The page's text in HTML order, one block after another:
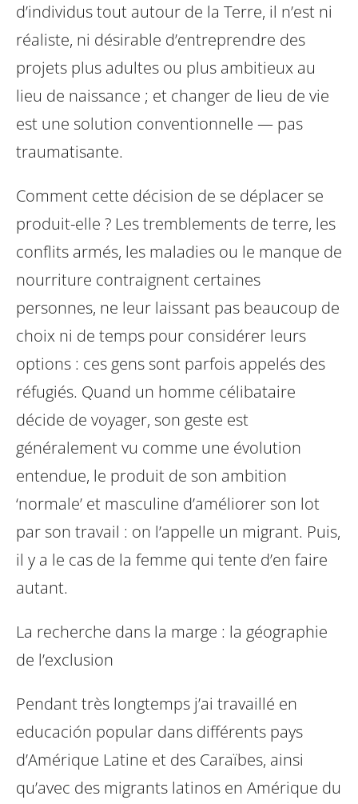
d’individus tout autour de la Terre, il n’est ni
réaliste, ni désirable d’entreprendre des
projets plus adultes ou plus ambitieux au
lieu de naissance ; et changer de lieu de vie
est une solution conventionnelle — pas
traumatisante.
Comment cette décision de se déplacer se
produit-elle ? Les tremblements de terre, les
conflits armés, les maladies ou le manque de
nourriture contraignent certaines
personnes, ne leur laissant pas beaucoup de
choix ni de temps pour considérer leurs
options : ces gens sont parfois appelés des
réfugiés. Quand un homme célibataire
décide de voyager, son geste est
généralement vu comme une évolution
entendue, le produit de son ambition
‘normale’ et masculine d’améliorer son lot
par son travail : on l’appelle un migrant. Puis,
il y a le cas de la femme qui tente d’en faire
autant.
La recherche dans la marge : la géographie
de l’exclusion
Pendant très longtemps j’ai travaillé en
educación popular dans différents pays
d’Amérique Latine et des Caraïbes, ainsi
qu’avec des migrants latinos en Amérique du